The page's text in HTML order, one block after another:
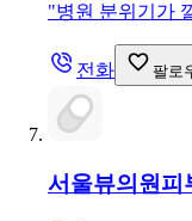
"병원 분위기가
전화 팔로
서울뷰의원 피